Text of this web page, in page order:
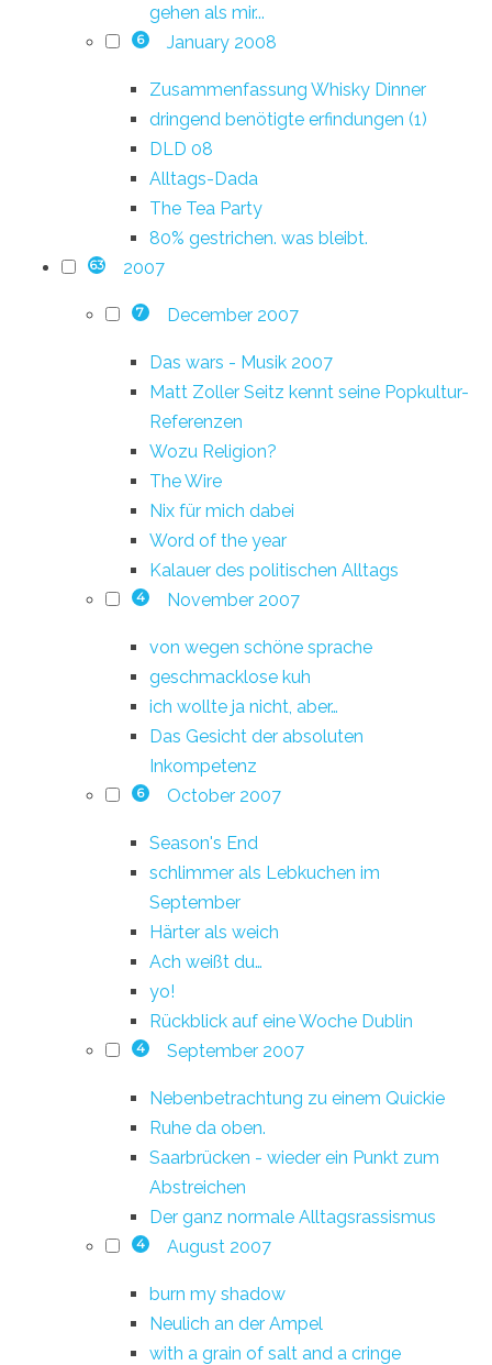
gehen als mir...
6 January 2008
Zusammenfassung Whisky Dinner
dringend benötigte erfindungen (1)
DLD 08
Alltags-Dada
The Tea Party
80% gestrichen. was bleibt.
63 2007
7 December 2007
Das wars - Musik 2007
Matt Zoller Seitz kennt seine Popkultur-
Referenzen
Wozu Religion?
The Wire
Nix für mich dabei
Word of the year
Kalauer des politischen Alltags
4 November 2007
von wegen schöne sprache
geschmacklose kuh
ich wollte ja nicht, aber…
Das Gesicht der absoluten
Inkompetenz
6 October 2007
Season's End
schlimmer als Lebkuchen im
September
Härter als weich
Ach weißt du…
yo!
Rückblick auf eine Woche Dublin
4 September 2007
Nebenbetrachtung zu einem Quickie
Ruhe da oben.
Saarbrücken - wieder ein Punkt zum
Abstreichen
Der ganz normale Alltagsrassismus
4 August 2007
burn my shadow
Neulich an der Ampel
with a grain of salt and a cringe